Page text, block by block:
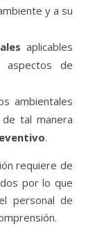
y a su
aplicables
aspectos de
ambientales
tal manera
.
requiere de
por lo que
personal de